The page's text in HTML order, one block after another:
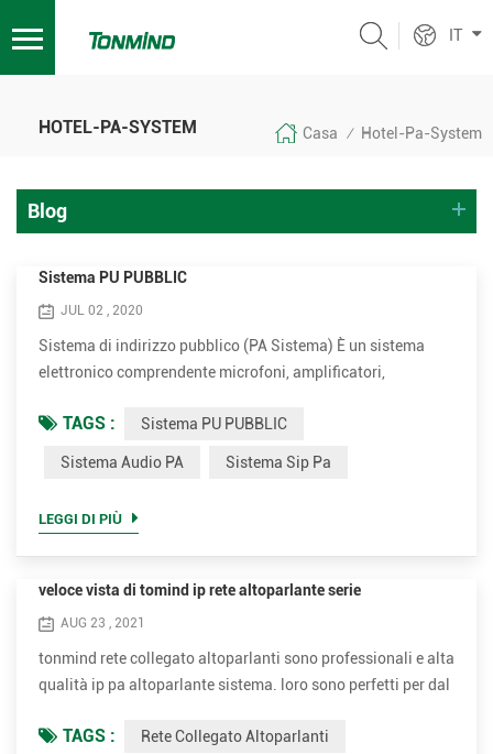
IT
HOTEL-PA-SYSTEM Casa / Hotel-Pa-System
Blog
Sistema PU PUBBLIC
JUL 02 , 2020
Sistema di indirizzo pubblico (PA Sistema) È un sistema
elettronico comprendente microfoni, amplificatori,
apparente (Loudness) di una voce umana, strumento
musicale o un'altra fonte audio acustica o suono registrato
ecc. ess...
TAGS : Sistema PU PUBBLIC
Sistema Audio PA Sistema Sip Pa
LEGGI DI PIÙ
veloce vista di tomind ip rete altoparlante serie
AUG 23 , 2021
tonmind rete collegato altoparlanti sono professionali e alta
qualità ip pa altoparlante sistema. loro sono perfetti per dal
annunci, sicurezza o fuoco allarme collegamento . i diversi
TAGS : Rete Collegato Altoparlanti